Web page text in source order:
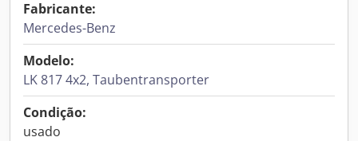
Fabricante:
Mercedes-Benz
Modelo:
LK 817 4x2, Taubentransporter
Condição:
usado